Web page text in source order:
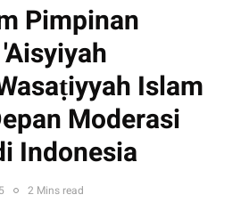
Pimpinan
Islam
Moderasi
Indonesia
2 Mins read